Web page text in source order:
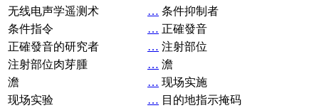
无线电声学遥测术
… 条件抑制者
条件指令
… 正確發音
正確發音的研究者
… 注射部位
注射部位肉芽腫
… 澹
澹
… 现场实施
现场实验
… 目的地指示掩码